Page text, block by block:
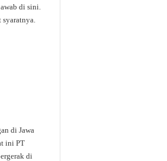
di sini.
di Jawa
ini PT
di